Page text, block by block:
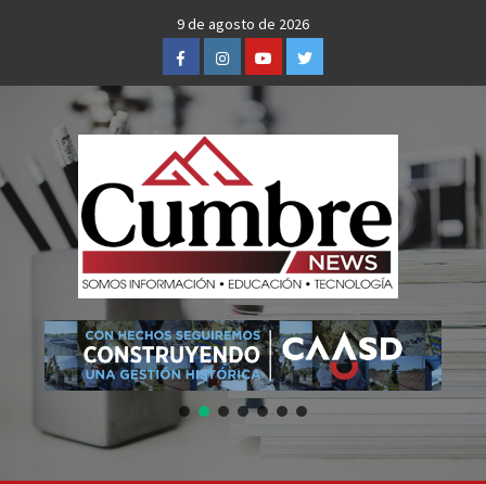
9 de agosto de 2026
FacebookInstagramYoutubeTwitter